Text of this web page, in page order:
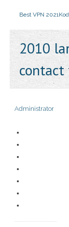
Best VPN 2021
2010
Administrator